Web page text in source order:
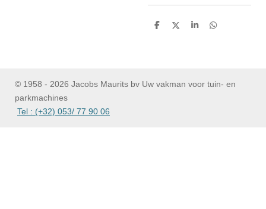
D
D
S
D
© 1958 - 2026 Jacobs Maurits bv Uw vakman voor tuin- en
parkmachines
Tel : (+32) 053/ 77 90 06